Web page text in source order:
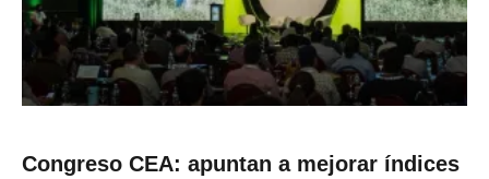
Congreso CEA: apuntan a mejorar índices